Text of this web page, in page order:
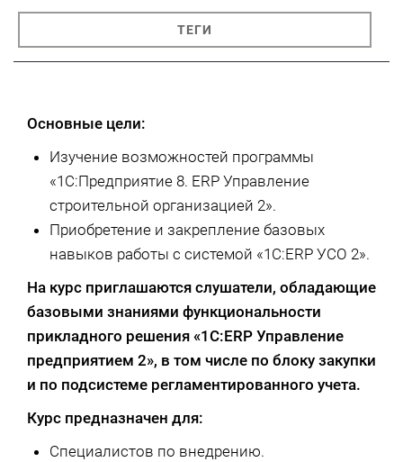
ТЕГИ
Основные цели:
Изучение возможностей программы
«1С:Предприятие 8. ERP Управление
строительной организацией 2».
Приобретение и закрепление базовых
навыков работы с системой «1С:ERP УСО 2».
На курс приглашаются слушатели, обладающие
базовыми знаниями функциональности
прикладного решения «1С:ERP Управление
предприятием 2», в том числе по блоку закупки
и по подсистеме регламентированного учета.
Курс предназначен для:
Специалистов по внедрению.